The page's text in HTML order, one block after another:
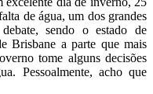
de água, um dos grandes
sendo o estado de
Brisbane a parte que mais
tome alguns decisões
Pessoalmente, acho que